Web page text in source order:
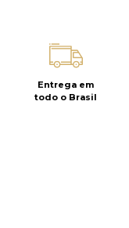
Entrega em
todo o Brasil